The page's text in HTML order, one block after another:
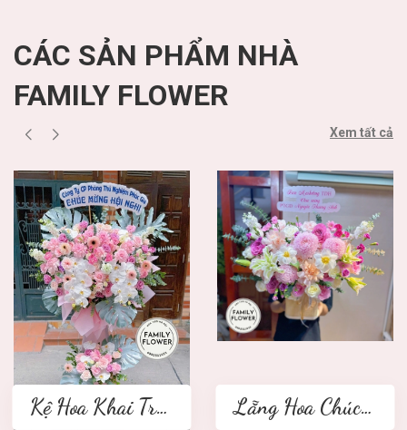
CÁC SẢN PHẨM NHÀ
FAMILY FLOWER
Xem tất cả
Kệ Hoa Khai Trương 2 tầng Lẵng Hoa Chúc Mừng